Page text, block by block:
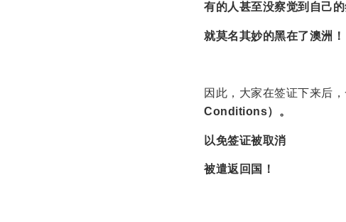
有的人甚至没察觉到自己
就莫名其妙的黑在了澳洲！
因此，大家在签证下来后
Conditions）。
以免签证被取消
被遣返回国！